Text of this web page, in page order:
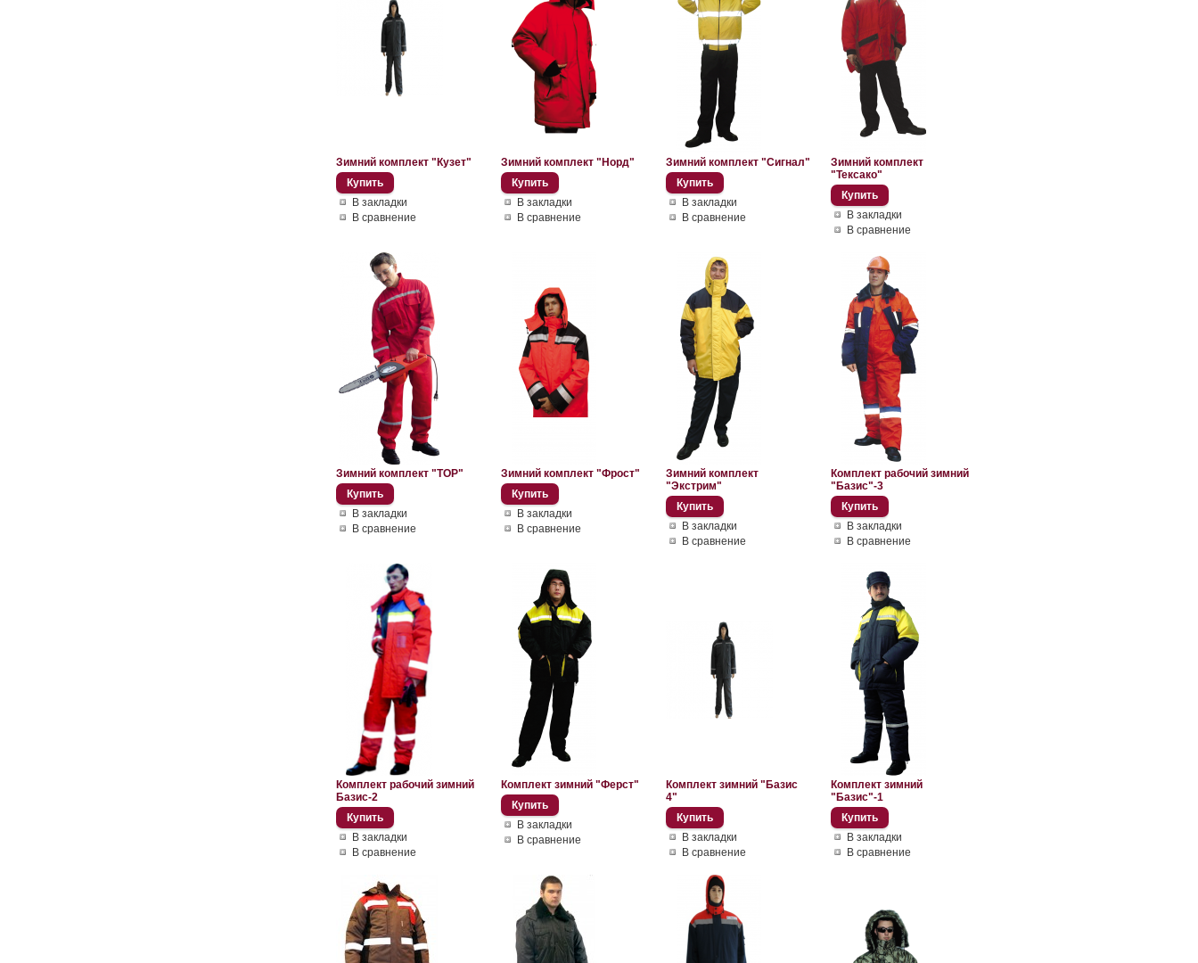
Зимний комплект "Кузет"
В закладки
В сравнение
Зимний комплект "Норд"
В закладки
В сравнение
Зимний комплект "Сигнал"
В закладки
В сравнение
Зимний комплект
"Тексако"
В закладки
В сравнение
Зимний комплект "ТОР"
В закладки
В сравнение
Зимний комплект "Фрост"
В закладки
В сравнение
Зимний комплект
"Экстрим"
В закладки
В сравнение
Комплект рабочий зимний
"Базис"-3
В закладки
В сравнение
Комплект рабочий зимний
Базис-2
В закладки
В сравнение
Комплект зимний "Ферст"
В закладки
В сравнение
Комплект зимний "Базис
4"
В закладки
В сравнение
Комплект зимний
"Базис"-1
В закладки
В сравнение